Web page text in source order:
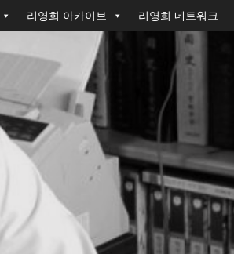
리영희 아카이브 리영희 네트워크